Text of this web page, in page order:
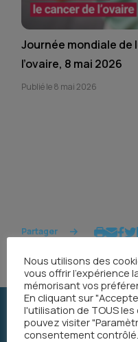
Journée mondiale
l’ovaire, 8 mai 2026
Publié le 8 mai 2026
Partager
Nous utilisons des
vous offrir l'expérience
mémorisant vos
En cliquant sur
l'utilisation de TOUS
pouvez visiter
consentement contrôlé.